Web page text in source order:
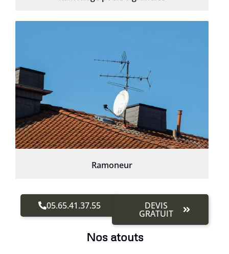
Ramoneur
05.65.41.37.55 DEVIS
GRATUIT
Nos atouts